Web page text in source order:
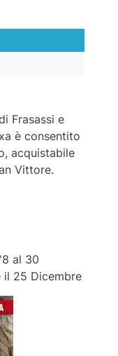
Frasassi e
è consentito
acquistabile
Vittore.
al 30
il 25 Dicembre